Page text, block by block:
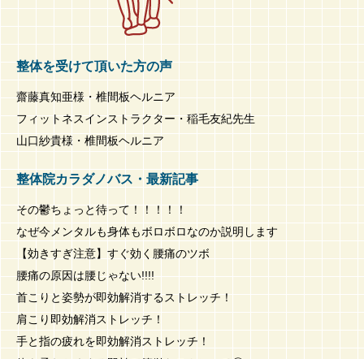
整体を受けて頂いた方の声
齋藤真知亜様・椎間板ヘルニア
フィットネスインストラクター・稲毛友紀先生
山口紗貴様・椎間板ヘルニア
整体院カラダノバス・最新記事
その鬱ちょっと待って！！！！！
なぜ今メンタルも身体もボロボロなのか説明します
【効きすぎ注意】すぐ効く腰痛のツボ
腰痛の原因は腰じゃない!!!!
首こりと姿勢が即効解消するストレッチ！
肩こり即効解消ストレッチ！
手と指の疲れを即効解消ストレッチ！